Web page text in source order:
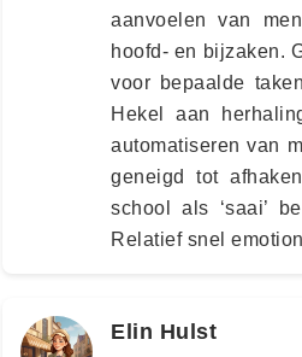
aanvoelen van
hoofd- en bijzaken.
voor bepaalde
Hekel aan
automatiseren van
geneigd tot
school als ‘saai’
Relatief snel
Elin Hulst